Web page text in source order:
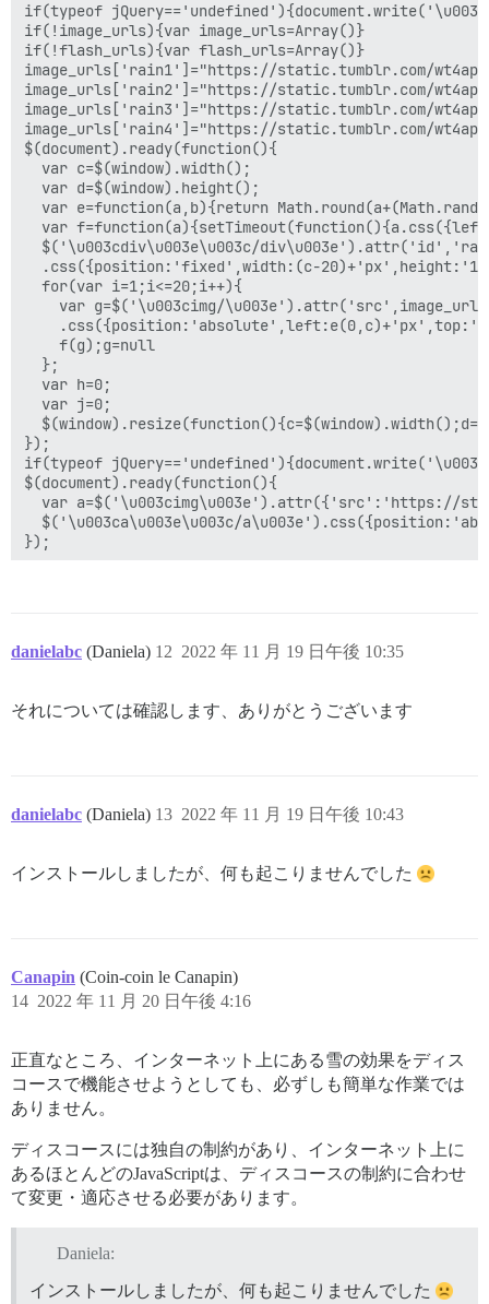
if(typeof
if(!image_urls){var image_urls=Array()}
if(!flash_urls){var flash_urls=Array()}
image_urls['rain1']="https://static.tumblr.com/
image_urls['rain2']="https://static.tumblr.com/
image_urls['rain3']="https://static.tumblr.com/
image_urls['rain4']="https://static.tumblr.com/
$(document).ready(function(){
  var c=$(window).width();
  var d=$(window).height();
var e=function(a,b){return
var
$('\u003cdiv\u003e\u003c/
.css({position:'fixed',width:(c-
  for(var i=1;i<=20;i++){
var g=$('\u003cimg/
    f(g);g=null
  };
  var h=0;
  var j=0;
});
if(typeof
$(document).ready(function(){
var a=$('\u003cimg\u003e').attr({'src':'https://
$('\u003ca\u003e\u003c/
danielabc (Daniela) 2022 年 11 月 19 日午後 10:35
12
それについては確認します、ありがとうございます
danielabc (Daniela) 2022 年 11 月 19 日午後 10:43
13
インストールしましたが、何も起こりませんでした
Canapin (Coin-coin le Canapin)
2022 年 11 月 20 日午後 4:16
14
正直なところ、インターネット上にある雪の効果をディス
コースで機能させようとしても、必ずしも簡単な作業では
ありません。
ディスコースには独自の制約があり、インターネット上に
あるほとんどのJavaScriptは、ディスコースの制約に合わせ
て変更・適応させる必要があります。
Daniela:
インストールしましたが、何も起こりませんでした